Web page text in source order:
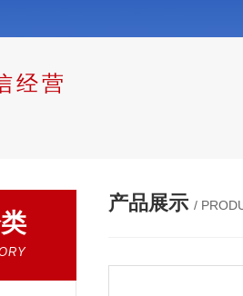
经营
产品展示 /